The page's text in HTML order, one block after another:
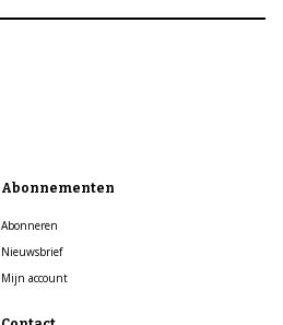
Abonnementen
Abonneren
Nieuwsbrief
Mijn account